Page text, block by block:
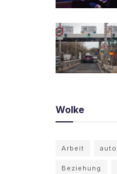
Wolke
Arbeit auto
Beziehung